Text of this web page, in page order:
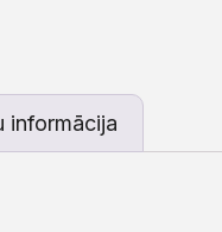
informācija